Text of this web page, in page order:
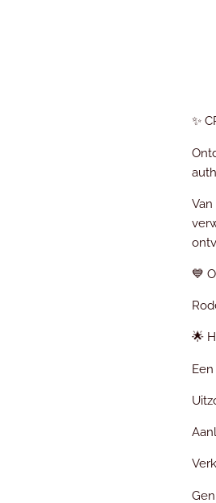
✨
💙
🌟